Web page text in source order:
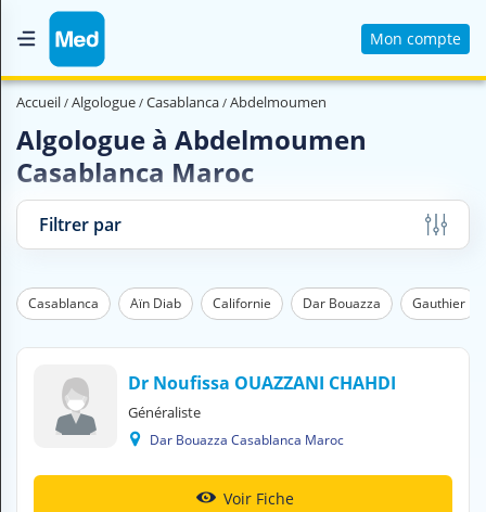
Mon compte
Accueil
Magazine Médical
Nous contacter
V
Accueil Algologue Casablanca Abdelmoumen
Algologue à Abdelmoumen
Casablanca Maroc
Filtrer par
Casablanca Aïn Diab Californie Dar Bouazza Gauthier
Dr Noufissa OUAZZANI CHAHDI
Généraliste
Dar Bouazza Casablanca Maroc
Voir Fiche